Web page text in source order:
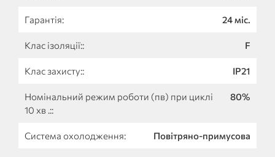
Гарантія: 24 міс.
Клас ізоляції:: F
Клас захисту:: IP21
Номінальний режим роботи (пв) при циклі
10 хв .::
80%
Система охолодження: Повітряно-примусова